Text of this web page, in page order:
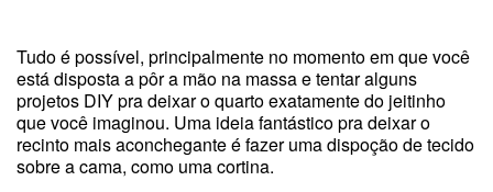
Tudo é possível, principalmente no momento em que você
está disposta a pôr a mão na massa e tentar alguns
projetos DIY pra deixar o quarto exatamente do jeitinho
que você imaginou. Uma ideia fantástico pra deixar o
recinto mais aconchegante é fazer uma dispoção de tecido
sobre a cama, como uma cortina.